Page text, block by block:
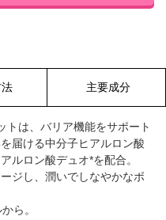
主要成分
トは、バリア機能をサポート
届ける中分子ヒアルロン酸
ルロン酸デュオ*を配合。
ジし、潤いでしなやかなボ
ら。